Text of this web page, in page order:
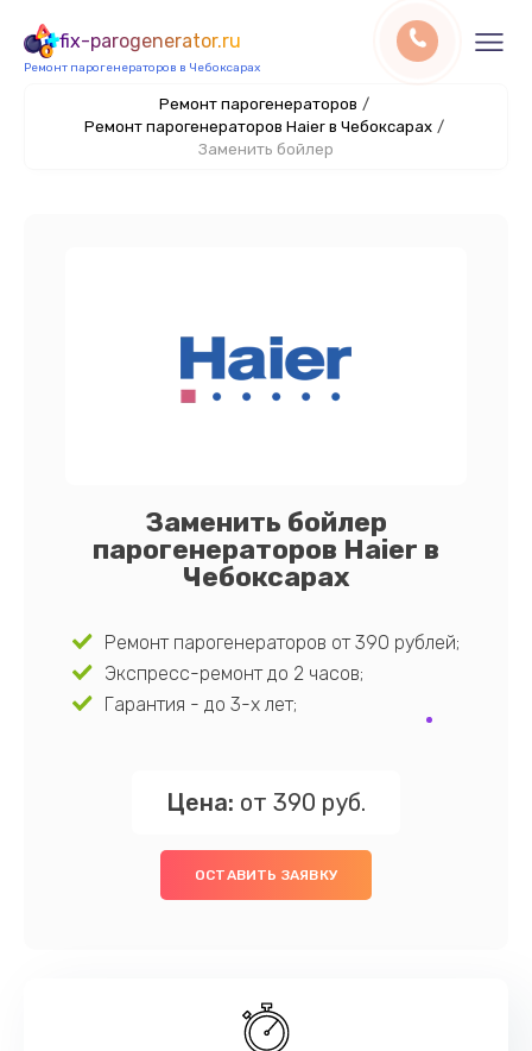
fix-parogenerator.ru
Ремонт парогенераторов в Чебоксарах
Ремонт парогенераторов /
Ремонт парогенераторов Haier в Чебоксарах /
Заменить бойлер
Заменить бойлер
парогенераторов Haier в
Чебоксарах
Ремонт парогенераторов от 390 рублей;
Экспресс-ремонт до 2 часов;
Гарантия - до 3-х лет;
Цена: от 390 руб.
ОСТАВИТЬ ЗАЯВКУ